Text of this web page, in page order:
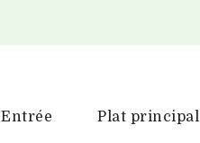
Entrée Plat principal